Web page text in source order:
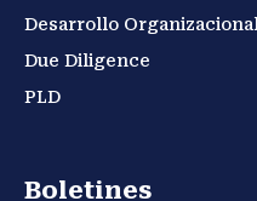
Desarrollo Organizacional
Due Diligence
PLD
Boletines